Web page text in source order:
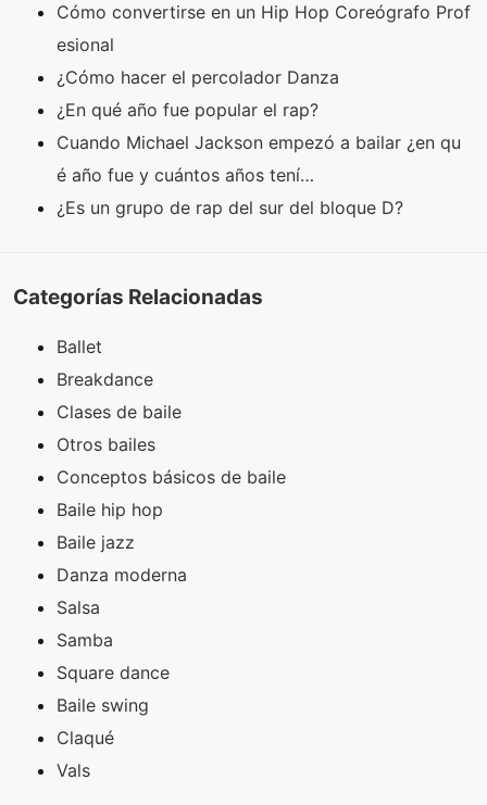
Cómo convertirse en un Hip Hop Coreógrafo Prof
esional
¿Cómo hacer el percolador Danza
¿En qué año fue popular el rap?
Cuando Michael Jackson empezó a bailar ¿en qu
é año fue y cuántos años tení…
¿Es un grupo de rap del sur del bloque D?
Categorías Relacionadas
Ballet
Breakdance
Clases de baile
Otros bailes
Conceptos básicos de baile
Baile hip hop
Baile jazz
Danza moderna
Salsa
Samba
Square dance
Baile swing
Claqué
Vals